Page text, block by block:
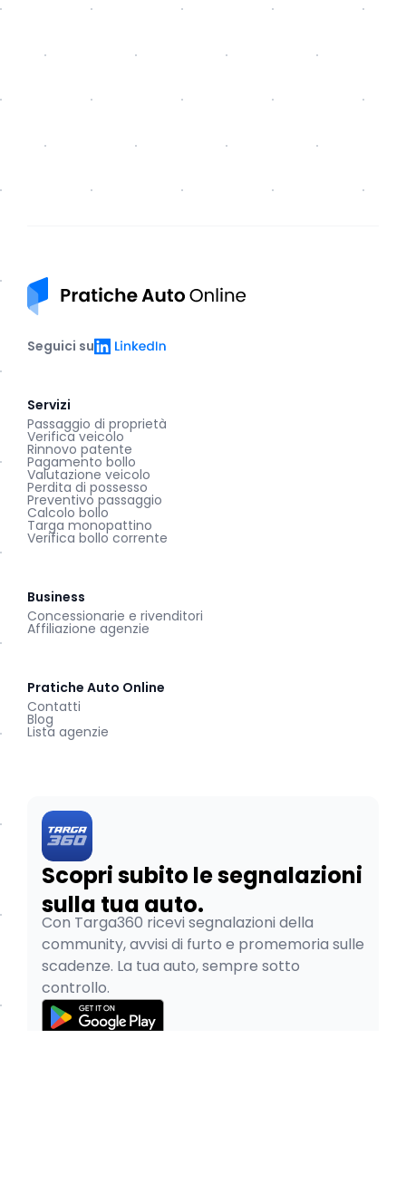
LinkedIn
Seguici su
Servizi
Passaggio di proprietà
Verifica veicolo
Rinnovo patente
Pagamento bollo
Valutazione veicolo
Perdita di possesso
Preventivo passaggio
Calcolo bollo
Targa monopattino
Verifica bollo corrente
Business
Concessionarie e rivenditori
Affiliazione agenzie
Pratiche Auto Online
Contatti
Blog
Lista agenzie
Scopri subito le segnalazioni
sulla tua auto.
Con Targa360 ricevi segnalazioni della
community, avvisi di furto e promemoria sulle
scadenze. La tua auto, sempre sotto
controllo.